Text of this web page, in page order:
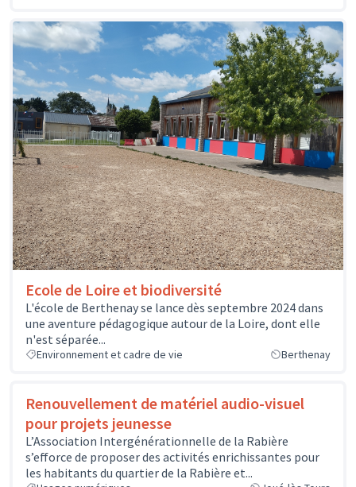
Ecole de Loire et biodiversité
L'école de Berthenay se lance dès septembre 2024 dans
une aventure pédagogique autour de la Loire, dont elle
n'est séparée...
Environnement et cadre de vie Berthenay
Renouvellement de matériel audio-visuel
pour projets jeunesse
L’Association Intergénérationnelle de la Rabière
s’efforce de proposer des activités enrichissantes pour
les habitants du quartier de la Rabière et...